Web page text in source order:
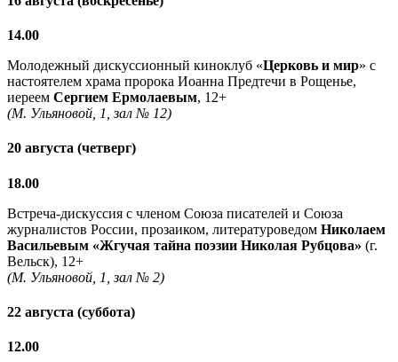
14.00
Молодежный дискуссионный киноклуб «Церковь и мир» с
настоятелем храма пророка Иоанна Предтечи в Рощенье,
иереем Сергием Ермолаевым, 12+
(М. Ульяновой, 1, зал № 12)
20 августа (четверг)
18.00
Встреча-дискуссия с членом Союза писателей и Союза
журналистов России, прозаиком, литературоведом Николаем
Васильевым «Жгучая тайна поэзии Николая Рубцова» (г.
Вельск), 12+
(М. Ульяновой, 1, зал № 2)
22 августа (суббота)
12.00